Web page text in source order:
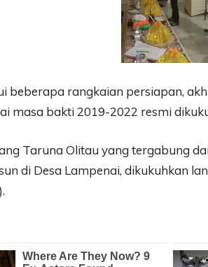
beberapa rangkaian persiapan,
masa bakti 2019-2022 resmi
Taruna Olitau yang tergabung
di Desa Lampenai, dikukuhkan